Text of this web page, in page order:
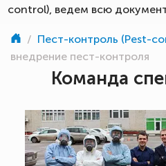
control), ведем всю
/ Пест-контроль (Pest-
внедрение пест-контроля
Команда